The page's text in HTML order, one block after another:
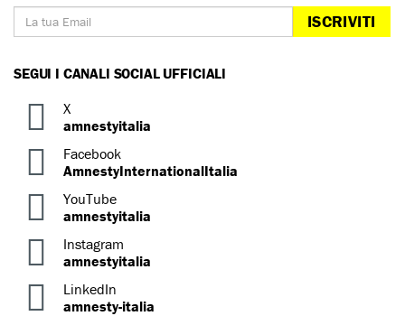
ISCRIVITI
SEGUI I CANALI SOCIAL UFFICIALI
X
amnestyitalia
Facebook
AmnestyInternationalItalia
YouTube
amnestyitalia
Instagram
amnestyitalia
LinkedIn
amnesty-italia